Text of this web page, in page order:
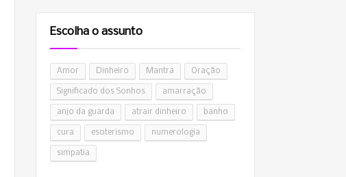
Escolha o assunto
Amor Dinheiro Mantra Oração
Significado dos Sonhos amarração
anjo da guarda atrair dinheiro banho
cura esoterismo numerologia
simpatia